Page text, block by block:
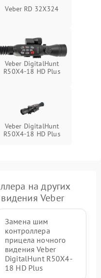
₽ Подробнее →
Veber RD 32X324
Veber DigitalHunt
R50X4-18 HD Plus
Veber DigitalHunt
R50X4-18 HD Plus
на других
Veber
Замена шим
контроллера
прицела ночного
видения Veber
DigitalHunt R50X4-
18 HD Plus